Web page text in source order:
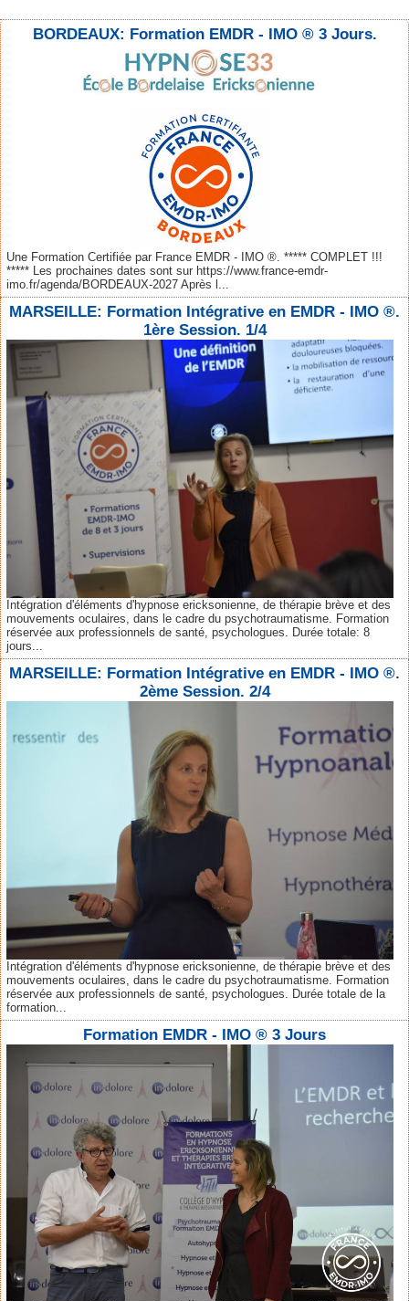
BORDEAUX: Formation EMDR - IMO ® 3 Jours.
Une Formation Certifiée par France EMDR - IMO ®. ***** COMPLET !!!
***** Les prochaines dates sont sur https://www.france-emdr-
imo.fr/agenda/BORDEAUX-2027 Après l...
MARSEILLE: Formation Intégrative en EMDR - IMO ®.
1ère Session. 1/4
Intégration d'éléments d'hypnose ericksonienne, de thérapie brève et des
mouvements oculaires, dans le cadre du psychotraumatisme. Formation
réservée aux professionnels de santé, psychologues. Durée totale: 8
jours...
MARSEILLE: Formation Intégrative en EMDR - IMO ®.
2ème Session. 2/4
Intégration d'éléments d'hypnose ericksonienne, de thérapie brève et des
mouvements oculaires, dans le cadre du psychotraumatisme. Formation
réservée aux professionnels de santé, psychologues. Durée totale de la
formation...
Formation EMDR - IMO ® 3 Jours